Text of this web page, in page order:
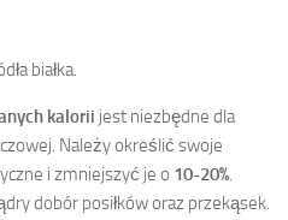
białka.
kalorii jest niezbędne dla
Należy określić swoje
i zmniejszyć je o 10-20%.
dobór posiłków oraz przekąsek.